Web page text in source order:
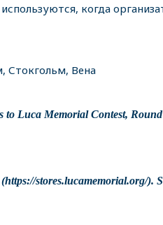
когда
Стокгольм, Вена
Luca Memorial Contest, Round
stores.lucamemorial.org/).